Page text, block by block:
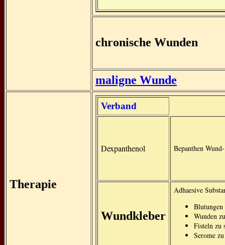
chronische Wunden
maligne Wunde
Therapie
Verband
Dexpanthenol Bepanthen
Wundkleber
Adhaesive
Wunden
Fisteln zu
Serome